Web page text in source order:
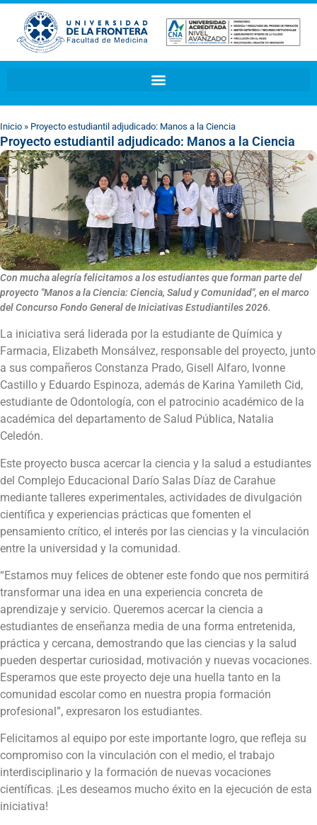
Inicio » Proyecto estudiantil adjudicado: Manos a la Ciencia
Proyecto estudiantil adjudicado: Manos a la Ciencia
Con mucha alegría felicitamos a los estudiantes que forman parte del
proyecto "Manos a la Ciencia: Ciencia, Salud y Comunidad", en el marco
del Concurso Fondo General de Iniciativas Estudiantiles 2026.
La iniciativa será liderada por la estudiante de Química y
Farmacia, Elizabeth Monsálvez, responsable del proyecto, junto
a sus compañeros Constanza Prado, Gisell Alfaro, Ivonne
Castillo y Eduardo Espinoza, además de Karina Yamileth Cid,
estudiante de Odontología, con el patrocinio académico de la
académica del departamento de Salud Pública, Natalia
Celedón.
Este proyecto busca acercar la ciencia y la salud a estudiantes
del Complejo Educacional Darío Salas Díaz de Carahue
mediante talleres experimentales, actividades de divulgación
científica y experiencias prácticas que fomenten el
pensamiento crítico, el interés por las ciencias y la vinculación
entre la universidad y la comunidad.
“Estamos muy felices de obtener este fondo que nos permitirá
transformar una idea en una experiencia concreta de
aprendizaje y servicio. Queremos acercar la ciencia a
estudiantes de enseñanza media de una forma entretenida,
práctica y cercana, demostrando que las ciencias y la salud
pueden despertar curiosidad, motivación y nuevas vocaciones.
Esperamos que este proyecto deje una huella tanto en la
comunidad escolar como en nuestra propia formación
profesional”, expresaron los estudiantes.
Felicitamos al equipo por este importante logro, que refleja su
compromiso con la vinculación con el medio, el trabajo
interdisciplinario y la formación de nuevas vocaciones
científicas. ¡Les deseamos mucho éxito en la ejecución de esta
iniciativa!